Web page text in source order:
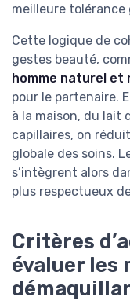
meilleure tolérance
Cette logique de
gestes beauté,
homme naturel et
pour le partenaire.
à la maison, du lait
capillaires, on
globale des soins.
s’intègrent alors
plus respectueux
Critères
évaluer les